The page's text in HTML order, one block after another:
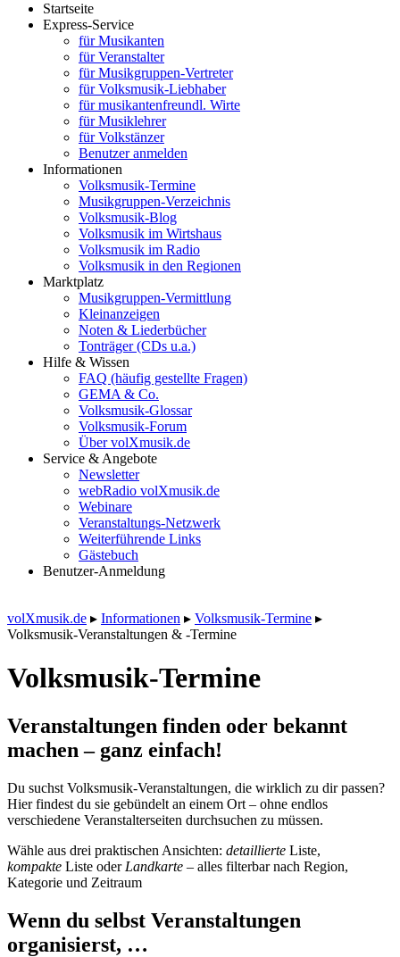
Startseite
Express-Service
für Musikanten
für Veranstalter
für Musikgruppen-Vertreter
für Volksmusik-Liebhaber
für musikantenfreundl. Wirte
für Musiklehrer
für Volkstänzer
Benutzer anmelden
Informationen
Volksmusik-Termine
Musikgruppen-Verzeichnis
Volksmusik-Blog
Volksmusik im Wirtshaus
Volksmusik im Radio
Volksmusik in den Regionen
Marktplatz
Musikgruppen-Vermittlung
Kleinanzeigen
Noten & Liederbücher
Tonträger (CDs u.a.)
Hilfe & Wissen
FAQ (häufig gestellte Fragen)
GEMA & Co.
Volksmusik-Glossar
Volksmusik-Forum
Über volXmusik.de
Service & Angebote
Newsletter
webRadio volXmusik.de
Webinare
Veranstaltungs-Netzwerk
Weiterführende Links
Gästebuch
Benutzer-Anmeldung
volXmusik.de ▸ Informationen ▸ Volksmusik-Termine ▸
Volksmusik-Veranstaltungen & -Termine
Volksmusik-Termine
Veranstaltungen finden oder bekannt
machen – ganz einfach!
Du suchst Volksmusik-Veranstaltungen, die wirklich zu dir passen?
Hier findest du sie gebündelt an einem Ort – ohne endlos
verschiedene Veranstalterseiten durchsuchen zu müssen.
Wähle aus drei praktischen Ansichten: detaillierte Liste,
kompakte Liste oder Landkarte – alles filterbar nach Region,
Kategorie und Zeitraum
Wenn du selbst Veranstaltungen
organisierst, …